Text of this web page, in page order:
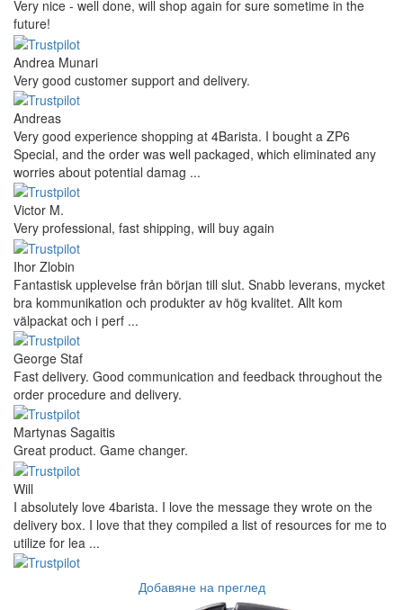
Very nice - well done, will shop again for sure sometime in the
future!
Andrea Munari
Very good customer support and delivery.
Andreas
Very good experience shopping at 4Barista. I bought a ZP6
Special, and the order was well packaged, which eliminated any
worries about potential damag ...
Victor M.
Very professional, fast shipping, will buy again
Ihor Zlobin
Fantastisk upplevelse från början till slut. Snabb leverans, mycket
bra kommunikation och produkter av hög kvalitet. Allt kom
välpackat och i perf ...
George Staf
Fast delivery. Good communication and feedback throughout the
order procedure and delivery.
Martynas Sagaitis
Great product. Game changer.
Will
I absolutely love 4barista. I love the message they wrote on the
delivery box. I love that they compiled a list of resources for me to
utilize for lea ...
Добавяне на преглед